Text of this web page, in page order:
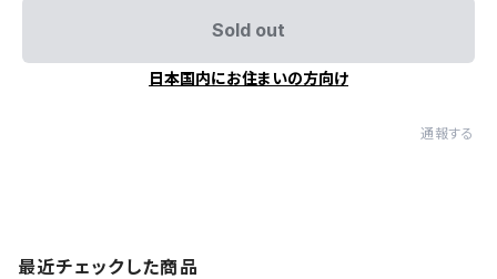
Sold out
日本国内にお住まいの方向け
通報する
最近チェックした商品